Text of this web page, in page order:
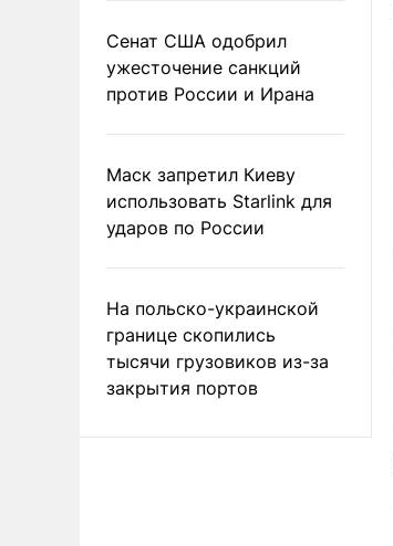
Сенат США одобрил
ужесточение санкций
против России и Ирана
Маск запретил Киеву
использовать Starlink для
ударов по России
На польско-украинской
границе скопились
тысячи грузовиков из-за
закрытия портов